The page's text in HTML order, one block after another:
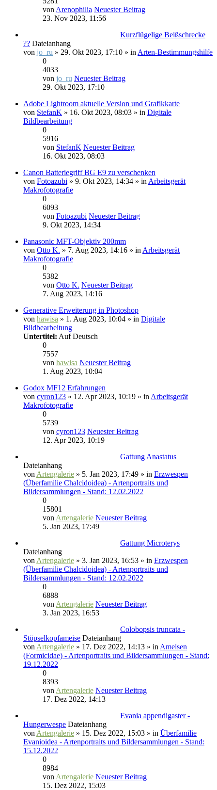
von Arenophilia Neuester Beitrag
23. Nov 2023, 11:56
Kurzflügelige Beißschrecke
?? Dateianhang
von jo_ru » 29. Okt 2023, 17:10 » in Arten-Bestimmungshilfe
0
4033
von jo_ru Neuester Beitrag
29. Okt 2023, 17:10
Adobe Lightroom aktuelle Version und Grafikkarte
von StefanK » 16. Okt 2023, 08:03 » in Digitale
Bildbearbeitung
0
5916
von StefanK Neuester Beitrag
16. Okt 2023, 08:03
Canon Batteriegriff BG E9 zu verschenken
von Fotoazubi » 9. Okt 2023, 14:34 » in Arbeitsgerät
Makrofotografie
0
6093
von Fotoazubi Neuester Beitrag
9. Okt 2023, 14:34
Panasonic MFT-Objektiv 200mm
von Otto K. » 7. Aug 2023, 14:16 » in Arbeitsgerät
Makrofotografie
0
5382
von Otto K. Neuester Beitrag
7. Aug 2023, 14:16
Generative Erweiterung in Photoshop
von hawisa » 1. Aug 2023, 10:04 » in Digitale
Bildbearbeitung
Untertitel: Auf Deutsch
0
7557
von hawisa Neuester Beitrag
1. Aug 2023, 10:04
Godox MF12 Erfahrungen
von cyron123 » 12. Apr 2023, 10:19 » in Arbeitsgerät
Makrofotografie
0
5739
von cyron123 Neuester Beitrag
12. Apr 2023, 10:19
Gattung Anastatus
Dateianhang
von Artengalerie » 5. Jan 2023, 17:49 » in Erzwespen
(Überfamilie Chalcidoidea) - Artenportraits und
Bildersammlungen - Stand: 12.02.2022
0
15801
von Artengalerie Neuester Beitrag
5. Jan 2023, 17:49
Gattung Microterys
Dateianhang
von Artengalerie » 3. Jan 2023, 16:53 » in Erzwespen
(Überfamilie Chalcidoidea) - Artenportraits und
Bildersammlungen - Stand: 12.02.2022
0
6888
von Artengalerie Neuester Beitrag
3. Jan 2023, 16:53
Colobopsis truncata -
Stöpselkopfameise Dateianhang
von Artengalerie » 17. Dez 2022, 14:13 » in Ameisen
(Formicidae) - Artenportraits und Bildersammlungen - Stand:
19.12.2022
0
8393
von Artengalerie Neuester Beitrag
17. Dez 2022, 14:13
Evania appendigaster -
Hungerwespe Dateianhang
von Artengalerie » 15. Dez 2022, 15:03 » in Überfamilie
Evanioidea - Artenportraits und Bildersammlungen - Stand:
15.12.2022
0
8984
von Artengalerie Neuester Beitrag
15. Dez 2022, 15:03